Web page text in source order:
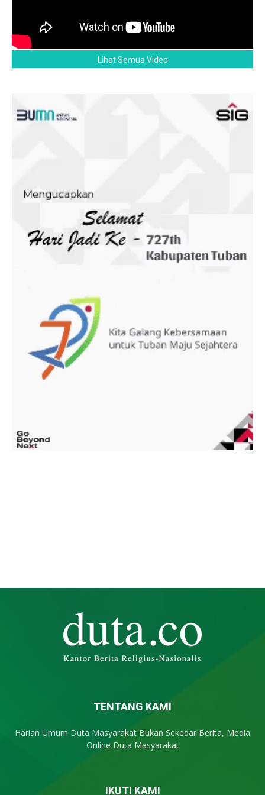
Lihat Semua Video
TENTANG KAMI
Harian Umum Duta Masyarakat Bukan Sekedar Berita, Media
Online Duta Masyarakat
IKUTI KAMI